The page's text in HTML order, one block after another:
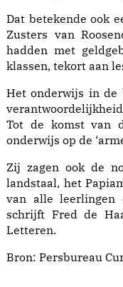
Dat betekende ook
Zusters van
hadden met
klassen, tekort aan
Het onderwijs in de
Tot de komst van
Zij zagen ook de
landstaal, het
van alle leerlingen
schrijft Fred de
Letteren.
Bron: Persbureau